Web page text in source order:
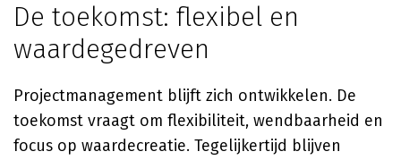
De toekomst: flexibel en
waardegedreven
Projectmanagement blijft zich ontwikkelen. De
toekomst vraagt om flexibiliteit, wendbaarheid en
focus op waardecreatie. Tegelijkertijd blijven